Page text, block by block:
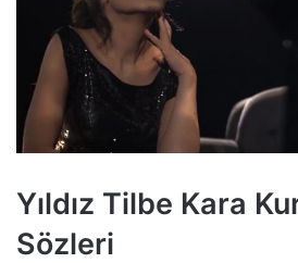
Yıldız Tilbe Kara
Sözleri